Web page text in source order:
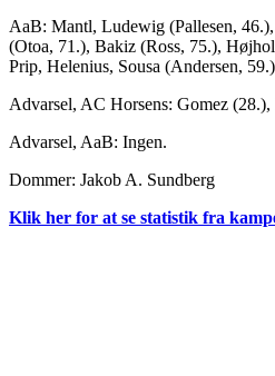
AaB: Mantl, Ludewig (Pallesen,
(Otoa, 71.), Bakiz (Ross, 75.),
Prip, Helenius, Sousa (Andersen,
Advarsel, AC Horsens: Gomez
Advarsel, AaB: Ingen.
Dommer: Jakob A. Sundberg
Klik her for at se statistik fra